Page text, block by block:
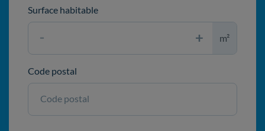
Surface habitable
m²
Code postal
Code postal